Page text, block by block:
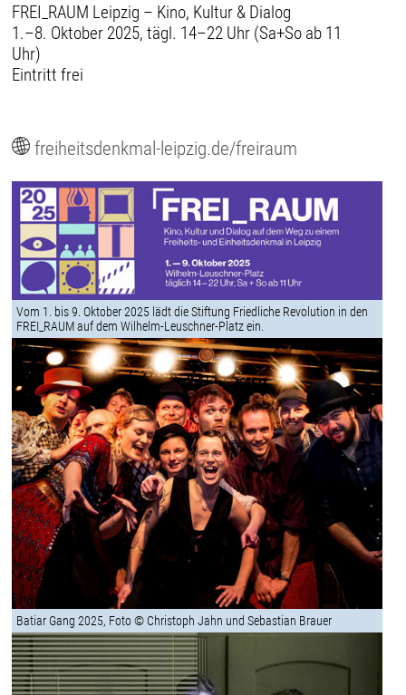
FREI_RAUM Leipzig – Kino, Kultur & Dialog
1.–8. Oktober 2025, tägl. 14–22 Uhr (Sa+So ab 11
Uhr)
Eintritt frei
freiheitsdenkmal-leipzig.de/freiraum
Vom 1. bis 9. Oktober 2025 lädt die Stiftung Friedliche Revolution in den
FREI_RAUM auf dem Wilhelm-Leuschner-Platz ein.
Batiar Gang 2025, Foto © Christoph Jahn und Sebastian Brauer